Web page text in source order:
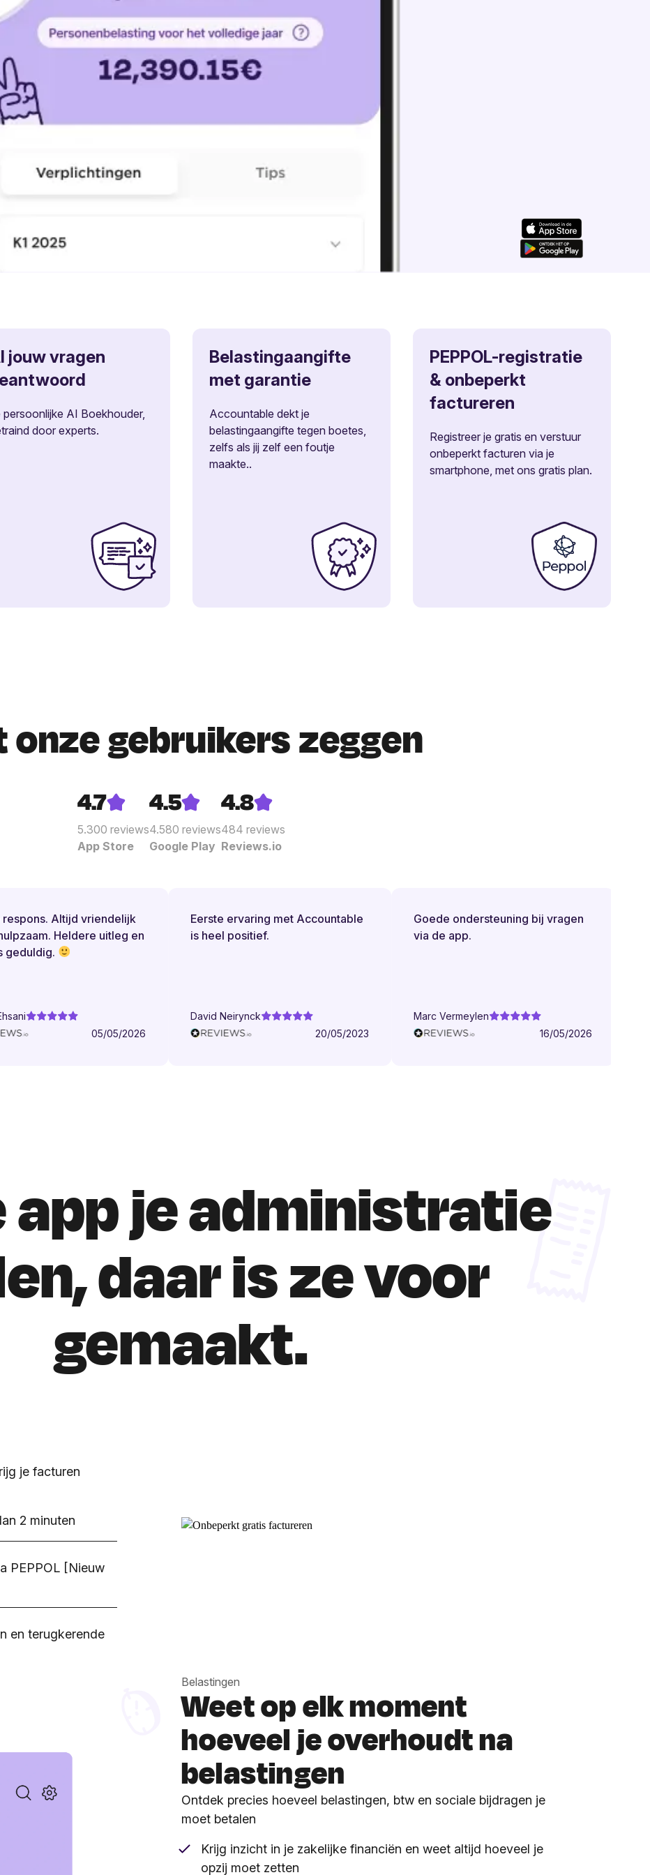
jouw vragen
persoonlijke AI Boekhouder,
door experts.
Belastingaangifte
met garantie
Accountable dekt je
belastingaangifte tegen boetes,
zelfs als jij zelf een foutje
maakte..
PEPPOL-registratie
& onbeperkt
factureren
Registreer je gratis en verstuur
onbeperkt facturen via je
smartphone, met ons gratis plan.
onze gebruikers zeggen
4.7
5.300 reviews
App Store
4.5
4.580 reviews
Google Play
4.8
484 reviews
Reviews.io
Altijd vriendelijk
Heldere uitleg en
05/05/2026
Eerste ervaring met Accountable
is heel positief.
David Neirynck
20/05/2023
Goede ondersteuning bij vragen
via de app.
Marc Vermeylen
16/05/2026
app je administratie
daar is ze voor
gemaakt.
je facturen
2 minuten
PEPPOL [Nieuw
en terugkerende
Belastingen
Weet op elk moment
hoeveel je overhoudt na
belastingen
Ontdek precies hoeveel belastingen, btw en sociale bijdragen je
moet betalen
Krijg inzicht in je zakelijke financiën en weet altijd hoeveel je
opzij moet zetten